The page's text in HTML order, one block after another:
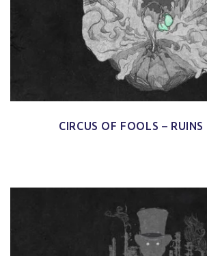
CIRCUS OF FOOLS – RUINS